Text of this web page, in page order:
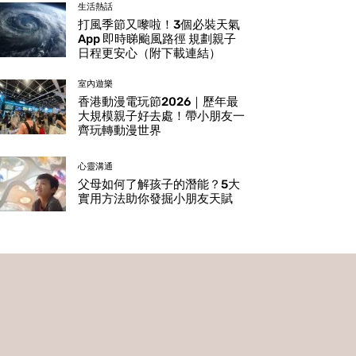
生活熱話
打風季節又嚟啦！3個必裝天氣
App 即時睇颱風路徑 規劃親子
日程更安心（附下載連結）
室內遊樂
香港動漫電玩節2026｜歷年最
大規模親子好去處！帶小朋友一
齊玩轉動漫世界
心靈溝通
父母如何了解孩子的潛能？5大
實用方法助你發掘小朋友天賦